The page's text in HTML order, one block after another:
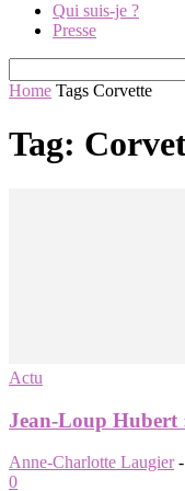
Qui suis-je ?
Presse
Home Tags Corvette
Tag:
Actu
Jean-Loup Hubert
Anne-Charlotte Laugier -
0